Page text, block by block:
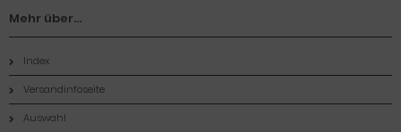
Mehr über...
Index
Versandinfoseite
Auswahl